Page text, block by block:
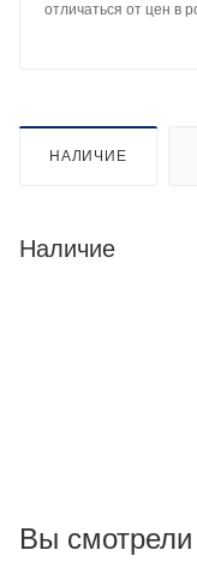
отличаться от цен в
НАЛИЧИЕ
Наличие
Вы смотрели